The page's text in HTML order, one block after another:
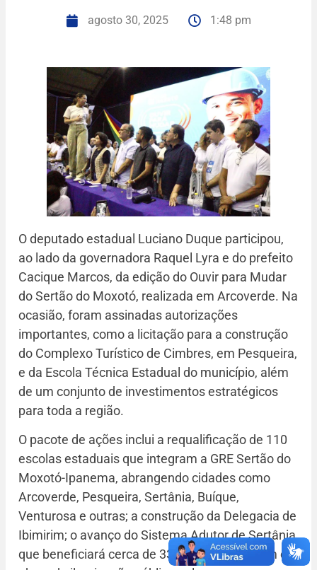
agosto 30, 2025 1:48 pm
O deputado estadual Luciano Duque participou,
ao lado da governadora Raquel Lyra e do prefeito
Cacique Marcos, da edição do Ouvir para Mudar
do Sertão do Moxotó, realizada em Arcoverde. Na
ocasião, foram assinadas autorizações
importantes, como a licitação para a construção
do Complexo Turístico de Cimbres, em Pesqueira,
e da Escola Técnica Estadual do município, além
de um conjunto de investimentos estratégicos
para toda a região.
O pacote de ações inclui a requalificação de 110
escolas estaduais que integram a GRE Sertão do
Moxotó-Ipanema, abrangendo cidades como
Arcoverde, Pesqueira, Sertânia, Buíque,
Venturosa e outras; a construção da Delegacia de
Ibimirim; o avanço do Sistema Adutor de Sertânia,
que beneficiará cerca de 33 mil pessoas; além de